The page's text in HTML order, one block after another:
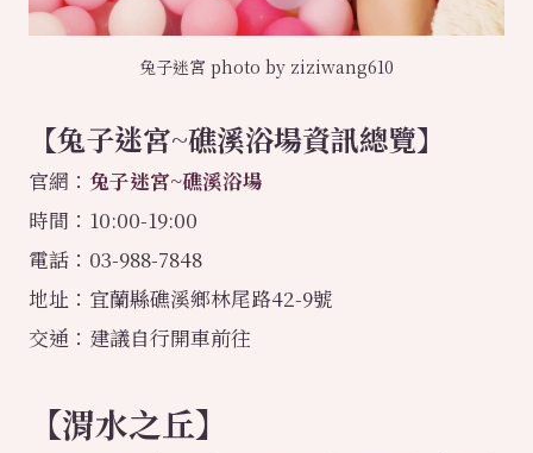
兔子迷宮 photo by ziziwang610
【兔子迷宮~礁溪浴場資訊總覽】
官網： 兔子迷宮~礁溪浴場
時間：10:00-19:00
電話：03-988-7848
地址：宜蘭縣礁溪鄉林尾路42-9號
交通：建議自行開車前往
【渭水之丘】